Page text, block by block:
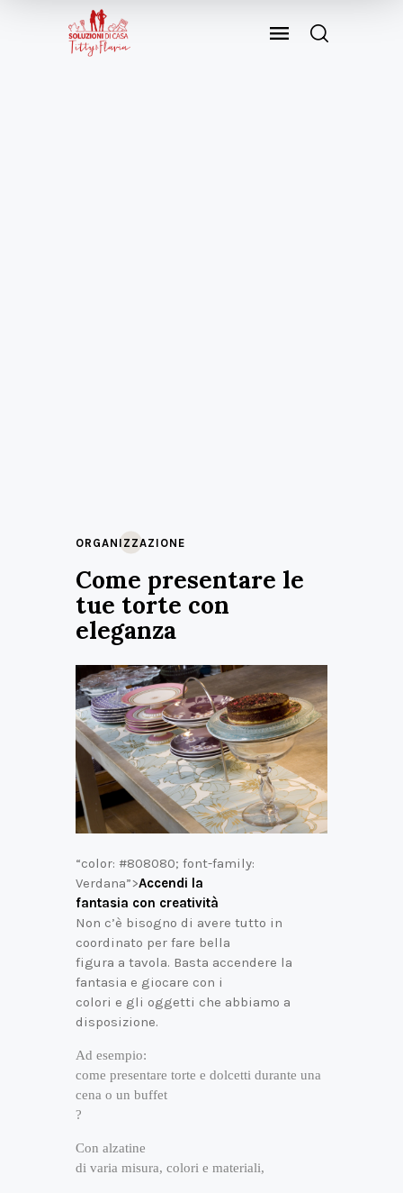
ORGANIZZAZIONE
Come presentare le
tue torte con
eleganza
“color: #808080; font-family:
Verdana”>Accendi la
fantasia con creatività
Non c’è bisogno di avere tutto in
coordinato per fare bella
figura a tavola. Basta accendere la
fantasia e giocare con i
colori e gli oggetti che abbiamo a
disposizione.
Ad esempio:
come presentare torte e dolcetti durante una
cena o un buffet
?
Con alzatine
di varia misura, colori e materiali,